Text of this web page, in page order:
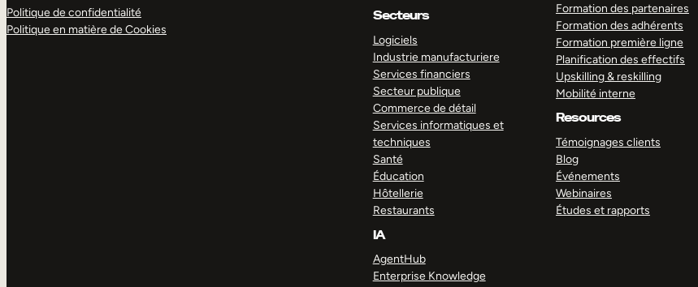
Politique de confidentialité
Politique en matière de Cookies
Secteurs
Logiciels
Industrie manufacturiere
Services financiers
Secteur publique
Commerce de détail
Services informatiques et
techniques
Santé
Éducation
Hôtellerie
Restaurants
IA
AgentHub
Enterprise Knowledge
Formation des partenaires
Formation des adhérents
Formation première ligne
Planification des effectifs
Upskilling & reskilling
Mobilité interne
Resources
Témoignages clients
Blog
Événements
Webinaires
Études et rapports